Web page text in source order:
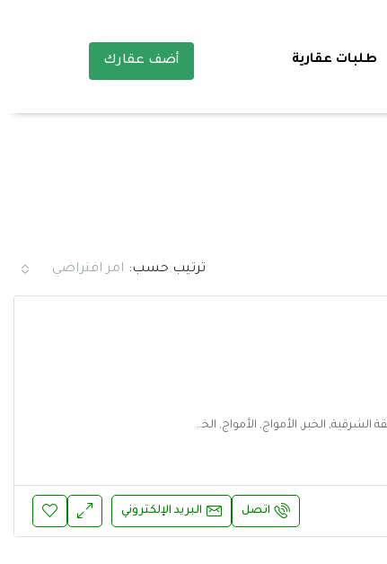
طلبات عقارية أضف عقارك
ترتيب حسب: امر افتراضي
المملكة العربية السعودية, المنطقة الشرقية, الخبر, الأمواج, الأمواج, الخبر, المنطقة الشرقية
اتصل البريد الإلكتروني